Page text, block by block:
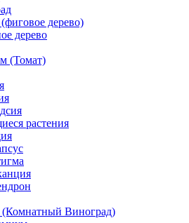
дерево)
дерево
(Томат)
растения
(Комнатный Виноград)